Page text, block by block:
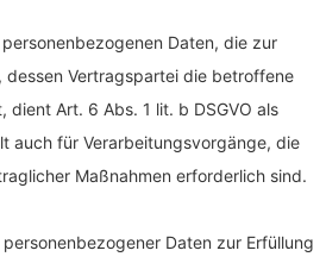
Daten, die zur
dessen Vertragspartei die betroffene
dient Art. 6 Abs. 1 lit. b DSGVO als
auch für Verarbeitungsvorgänge, die
Maßnahmen erforderlich sind.
Daten zur Erfüllung